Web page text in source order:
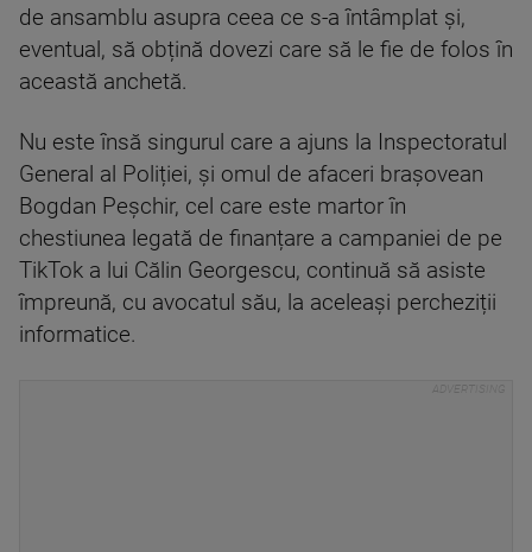
de ansamblu asupra ceea ce s-a întâmplat și,
eventual, să obțină dovezi care să le fie de folos în
această anchetă.
Nu este însă singurul care a ajuns la Inspectoratul
General al Poliției, și omul de afaceri brașovean
Bogdan Peșchir, cel care este martor în
chestiunea legată de finanțare a campaniei de pe
TikTok a lui Călin Georgescu, continuă să asiste
împreună, cu avocatul său, la aceleași percheziții
informatice.